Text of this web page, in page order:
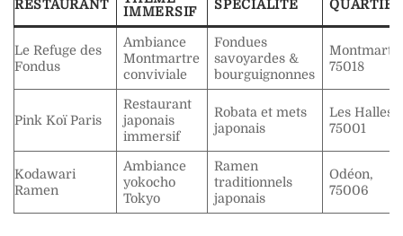
RESTAURANT
IMMERSIF
SPÉCIALITÉ QUARTIER
Le Refuge des
Fondus
Ambiance
Montmartre
conviviale
Fondues
savoyardes &
bourguignonnes
75018
Pink Koï Paris
Restaurant
japonais
immersif
Robata et mets
japonais
Les Halles,
75001
Kodawari
Ramen
Ambiance
yokocho
Tokyo
Ramen
traditionnels
japonais
Odéon,
75006